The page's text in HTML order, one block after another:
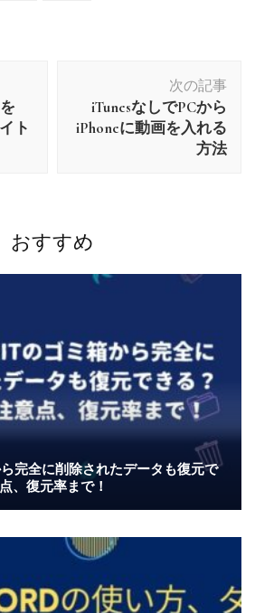
ト
次の記事
iTunesなしでPCから
iPhoneに動画を入れる
方法
おすすめ
完全に削除されたデータも復元で
、復元率まで！